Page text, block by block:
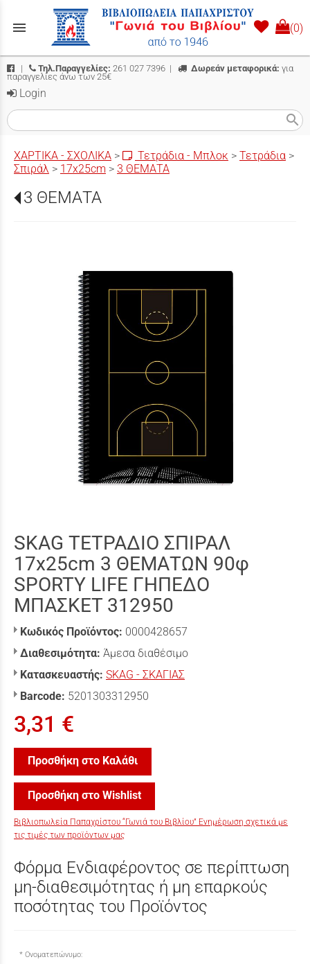
menu (0)
| Τηλ.Παραγγελίες: 261 027 7396 | Δωρεάν μεταφορικά: για
παραγγελίες άνω των 25€
Login
search
ΧΑΡΤΙΚΑ - ΣΧΟΛΙΚΑ > Τετράδια - Μπλοκ > Τετράδια >
Σπιράλ > 17x25cm > 3 ΘΕΜΑΤΑ
3 ΘΕΜΑΤΑ
SKAG ΤΕΤΡΑΔΙΟ ΣΠΙΡΑΛ
17x25cm 3 ΘΕΜΑΤΩΝ 90φ
SPORTY LIFE ΓΗΠΕΔΟ
ΜΠΑΣΚΕΤ 312950
Κωδικός Προϊόντος: 0000428657
Διαθεσιμότητα: Άμεσα διαθέσιμο
Κατασκευαστής: SKAG - ΣΚΑΓΙΑΣ
Barcode: 5201303312950
3,31 €
Προσθήκη στο Καλάθι
Προσθήκη στο Wishlist
Βιβλιοπωλεία Παπαχρίστου “Γωνιά του Βιβλίου” Ενημέρωση σχετικά με
τις τιμές των προϊόντων μας
Φόρμα Ενδιαφέροντος σε περίπτωση
μη-διαθεσιμότητας ή μη επαρκούς
ποσότητας του Προϊόντος
Ονοματεπώνυμο: